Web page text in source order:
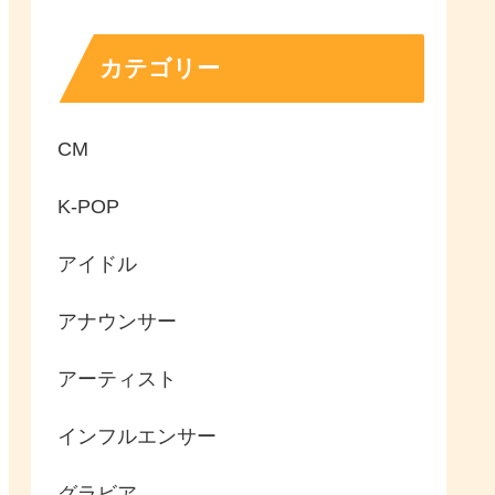
カテゴリー
CM
K-POP
アイドル
アナウンサー
アーティスト
インフルエンサー